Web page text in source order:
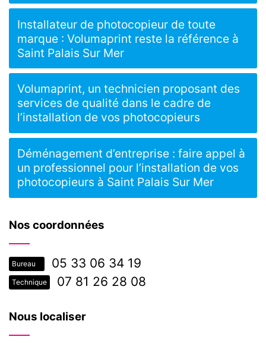
Nos coordonnées
Bureau 05 33 06 34 19
Technique 07 81 26 28 08
Nous localiser
Installateur de photocopieur de toute
marque : Volumaprint reste la référence à
Saint Palais Sur Mer
Volumaprint, un technicien proposant des
services de qualité dans le cadre de
l’installation de vos photocopieurs
Déménagement d’entreprise : faire appel à
un professionnel pour l’installation de vos
photocopieurs à Saint Palais Sur Mer